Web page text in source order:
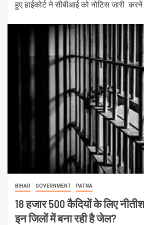
हुए हाईकोर्ट ने सीबीआई को नोटिस जारी करने
BIHAR GOVERNMENT PATNA
18 हजार 500 कैदियों के लिए
इन जिलों में बना रही है जेल?